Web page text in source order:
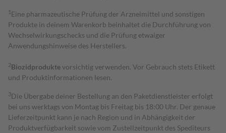
1 Eine pharmazeutische Prüfung der Arzneimittel und sonstigen
Produkte in deinem Warenkorb beinhaltet die Durchführung von
Wechselwirkungschecks und die Prüfung etwaiger
Anwendungshinweise des Herstellers.
2Biozidproduktevorsichtig verwenden. Vor Gebrauch stets Etikett
und Produktinformationen lesen.
3Die Übergabe deiner Bestellung an den Paketdienstleister erfolgt
bei uns werktags von Montag bis Freitag bis 18:00 Uhr. Der genaue
Lieferzeitpunkt kann je nach Region und in Abhängigkeit der
Produktverfügbarkeit sowie vom Zustellzeitpunkt des Spediteurs